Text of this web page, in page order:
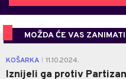
MOŽDA ĆE VAS ZANIMATI
KOŠARKA 11.10.2024.
Iznijeli ga protiv